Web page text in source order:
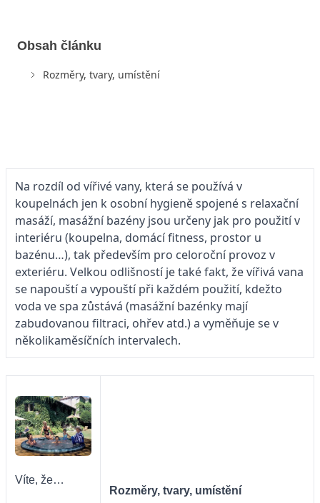
Obsah článku
Rozměry, tvary, umístění
Na rozdíl od vířivé vany, která se používá v
koupelnách jen k osobní hygieně spojené s relaxační
masáží, masážní bazény jsou určeny jak pro použití v
interiéru (koupelna, domácí fitness, prostor u
bazénu…), tak především pro celoroční provoz v
exteriéru. Velkou odlišností je také fakt, že vířivá vana
se napouští a vypouští při každém použití, kdežto
voda ve spa zůstává (masážní bazénky mají
zabudovanou filtraci, ohřev atd.) a vyměňuje se v
několikaměsíčních intervalech.
Víte, že…
Rozměry, tvary, umístění